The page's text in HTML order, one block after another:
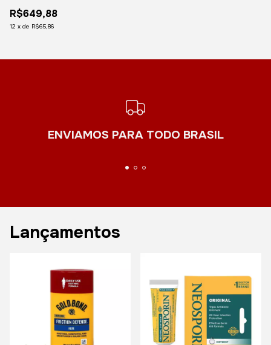
R$649,88
12 x de R$65,86
ENVIAMOS PARA TODO BRASIL
Lançamentos